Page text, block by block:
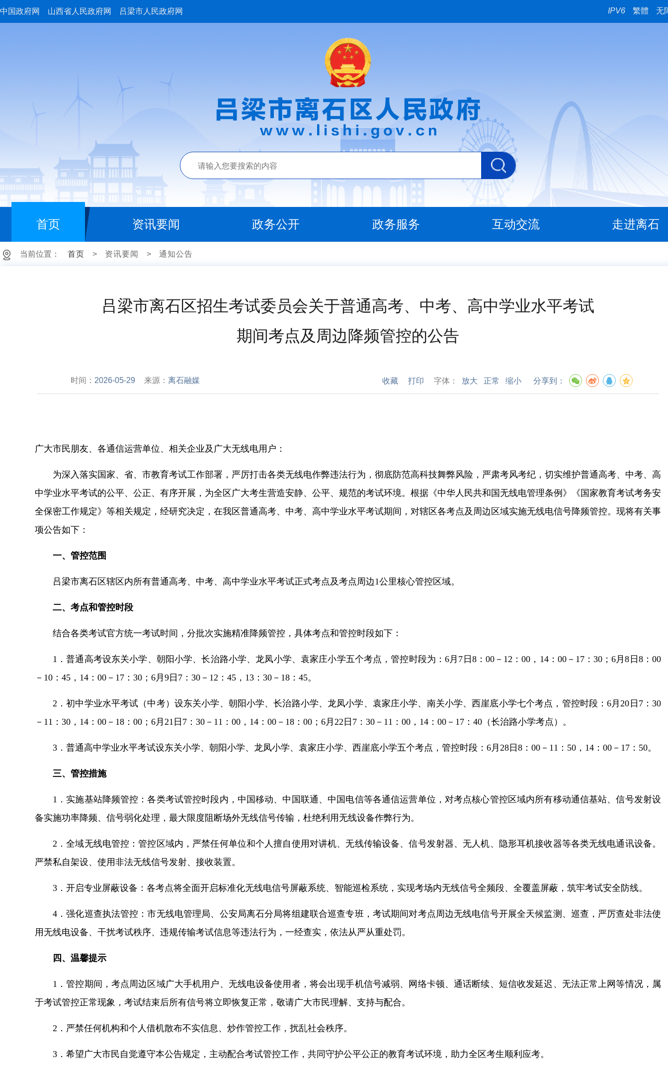
中国政府网 山西省人民政府网 吕梁市人民政府网 IPV6 繁體 无
首页 资讯要闻 政务公开 政务服务 互动交流 走进离石
当前位置： 首页 > 资讯要闻 > 通知公告
吕梁市离石区招生考试委员会关于普通高考、中考、高中学业水平考试
期间考点及周边降频管控的公告
时间： 2026-05-29 来源：离石融媒 收藏 打印 字体： 放大 正常 缩小 分享到：
广大市民朋友、各通信运营单位、相关企业及广大无线电用户：
为深入落实国家、省、市教育考试工作部署，严厉打击各类无线电作弊违法行为，彻底防范高科技舞弊风险，严肃考风考纪，切实维护普通高考、中考、高
中学业水平考试的公平、公正、有序开展，为全区广大考生营造安静、公平、规范的考试环境。根据《中华人民共和国无线电管理条例》《国家教育考试考务安
全保密工作规定》等相关规定，经研究决定，在我区普通高考、中考、高中学业水平考试期间，对辖区各考点及周边区域实施无线电信号降频管控。现将有关事
项公告如下：
一、管控范围
吕梁市离石区辖区内所有普通高考、中考、高中学业水平考试正式考点及考点周边1公里核心管控区域。
二、考点和管控时段
结合各类考试官方统一考试时间，分批次实施精准降频管控，具体考点和管控时段如下：
1．普通高考设东关小学、朝阳小学、长治路小学、龙凤小学、袁家庄小学五个考点，管控时段为：6月7日8：00－12：00，14：00－17：30；6月8日8：00
－10：45，14：00－17：30；6月9日7：30－12：45，13：30－18：45。
2．初中学业水平考试（中考）设东关小学、朝阳小学、长治路小学、龙凤小学、袁家庄小学、南关小学、西崖底小学七个考点，管控时段：6月20日7：30
－11：30，14：00－18：00；6月21日7：30－11：00，14：00－18：00；6月22日7：30－11：00，14：00－17：40（长治路小学考点）。
3．普通高中学业水平考试设东关小学、朝阳小学、龙凤小学、袁家庄小学、西崖底小学五个考点，管控时段：6月28日8：00－11：50，14：00－17：50。
三、管控措施
1．实施基站降频管控：各类考试管控时段内，中国移动、中国联通、中国电信等各通信运营单位，对考点核心管控区域内所有移动通信基站、信号发射设
备实施功率降频、信号弱化处理，最大限度阻断场外无线信号传输，杜绝利用无线设备作弊行为。
2．全域无线电管控：管控区域内，严禁任何单位和个人擅自使用对讲机、无线传输设备、信号发射器、无人机、隐形耳机接收器等各类无线电通讯设备。
严禁私自架设、使用非法无线信号发射、接收装置。
3．开启专业屏蔽设备： 各考点将全面开启标准化无线电信号屏蔽系统、智能巡检系统，实现考场内无线信号全频段、全覆盖屏蔽，筑牢考试安全防线。
4．强化巡查执法管控：市无线电管理局、公安局离石分局将组建联合巡查专班，考试期间对考点周边无线电信号开展全天候监测、巡查，严厉查处非法使
用无线电设备、干扰考试秩序、违规传输考试信息等违法行为，一经查实，依法从严从重处罚。
四、温馨提示
1．管控期间，考点周边区域广大手机用户、无线电设备使用者，将会出现手机信号减弱、网络卡顿、通话断续、短信收发延迟、无法正常上网等情况，属
于考试管控正常现象，考试结束后所有信号将立即恢复正常，敬请广大市民理解、支持与配合。
2．严禁任何机构和个人借机散布不实信息、炒作管控工作，扰乱社会秩序。
3．希望广大市民自觉遵守本公告规定，主动配合考试管控工作，共同守护公平公正的教育考试环境，助力全区考生顺利应考。